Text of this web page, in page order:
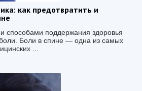
как предотвратить и
способами поддержания здоровья
Боли в спине — одна из самых
...